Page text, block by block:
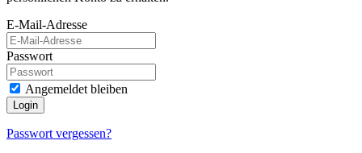
E-Mail-Adresse
Passwort
Angemeldet bleiben
Passwort vergessen?